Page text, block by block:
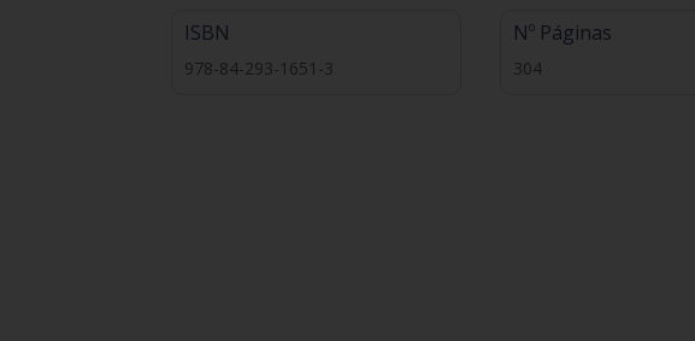
ISBN
978-84-293-1651-3
Nº Páginas
304